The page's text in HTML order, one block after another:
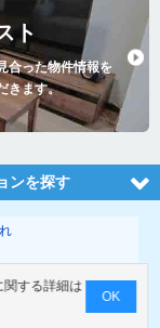
ト
合った物件情報を
きます。
ンを探す
取扱いについて
する詳細は
OK